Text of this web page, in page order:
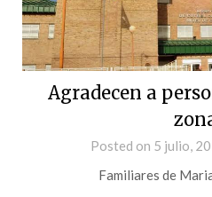
Agradecen a
Posted on 5 julio,
Familiares de